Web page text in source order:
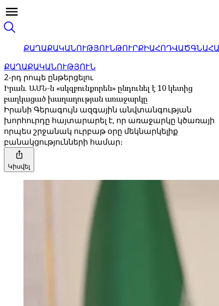
ՔԱՂԱՔԱԿԱՆՈՒԹՅՈՒՆԹՈՒՐՔԻԱՀՈԴՎԱԾ
ՔԱՂԱՔԱԿԱՆՈՒԹՅՈՒՆ
2-րդ րոպե ընթերցելու
Իրան. ԱՄՆ-ն «սկզբունքորեն» ընդունել է 10 կետից
բաղկացած խաղաղության առաջարկը
Իրանի Գերագույն ազգային անվտանգության
խորհուրդը հայտարարել է, որ առաջարկը կծառայի
որպես շրջանակ ուրբաթ օրը մեկնարկելիք
բանակցությունների համար։
Կիսվել